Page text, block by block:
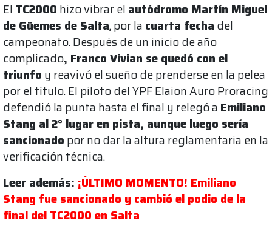
El TC2000 hizo vibrar el autódromo Martín Miguel
de Güemes de Salta, por la cuarta fecha del
campeonato. Después de un inicio de año
complicado, Franco Vivian se quedó con el
triunfo y reavivó el sueño de prenderse en la pelea
por el título. El piloto del YPF Elaion Auro Proracing
defendió la punta hasta el final y relegó a Emiliano
Stang al 2° lugar en pista, aunque luego sería
sancionado por no dar la altura reglamentaria en la
verificación técnica.
Leer además: ¡ÚLTIMO MOMENTO! Emiliano
Stang fue sancionado y cambió el podio de la
final del TC2000 en Salta